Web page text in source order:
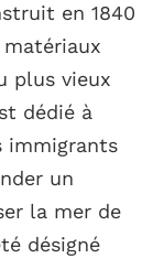
en 1840
plus vieux
dédié à
immigrants
un
la mer de
désigné